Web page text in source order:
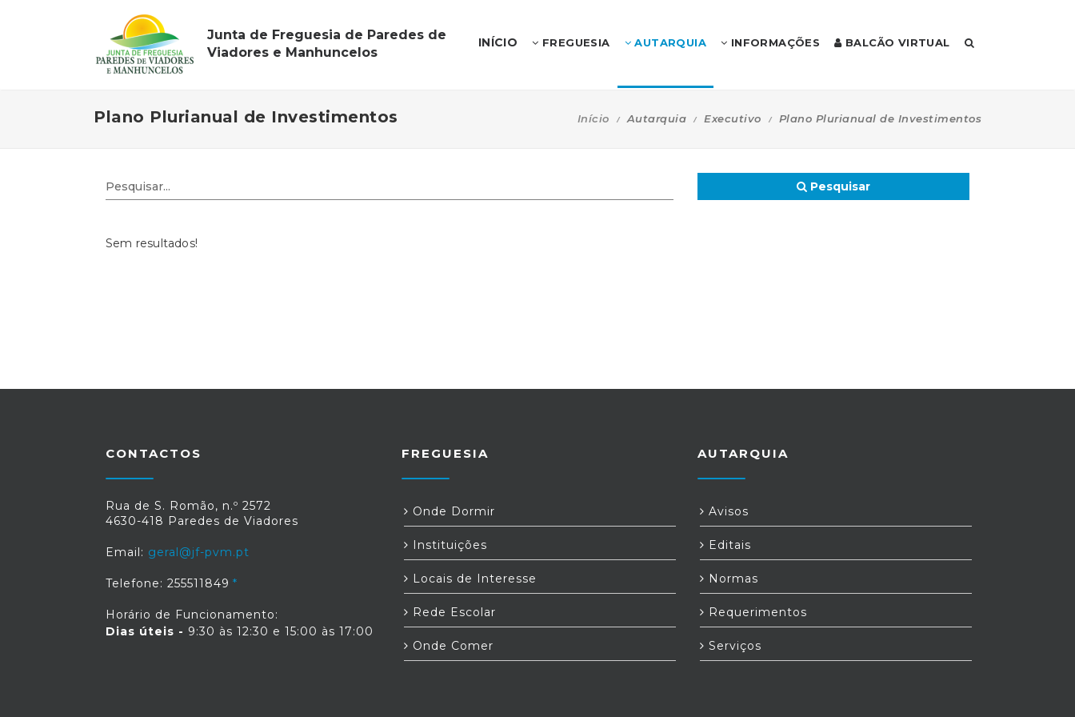
Junta de Freguesia de Paredes de
Viadores e Manhuncelos
INÍCIO FREGUESIA AUTARQUIA INFORMAÇÕES BALCÃO VIRTUAL
Plano Plurianual de Investimentos Início Autarquia Executivo Plano Plurianual de Investimentos
Pesquisar
Sem resultados!
CONTACTOS
Rua de S. Romão, n.º 2572
4630-418 Paredes de Viadores
Email: geral@jf-pvm.pt
Telefone: 255511849
Horário de Funcionamento:
Dias úteis - 9:30 às 12:30 e 15:00 às 17:00
FREGUESIA
Onde Dormir
Instituições
Locais de Interesse
Rede Escolar
Onde Comer
AUTARQUIA
Avisos
Editais
Normas
Requerimentos
Serviços